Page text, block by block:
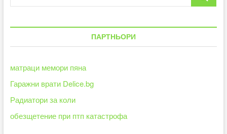
ПАРТНЬОРИ
матраци мемори пяна
Гаражни врати Delice.bg
Радиатори за коли
обезщетение при птп катастрофа